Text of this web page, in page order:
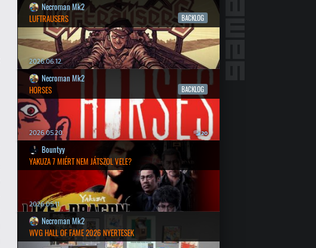
Necroman Mk2
LUFTRAUSERS
BACKLOG
2026.06.12.
Necroman Mk2
HORSES
BACKLOG
2026.05.20. 20
Bountyy
YAKUZA 7 MIÉRT NEM JÁTSZOL VELE?
2026.05.11.
Necroman Mk2
WVG HALL OF FAME 2026 NYERTESEK